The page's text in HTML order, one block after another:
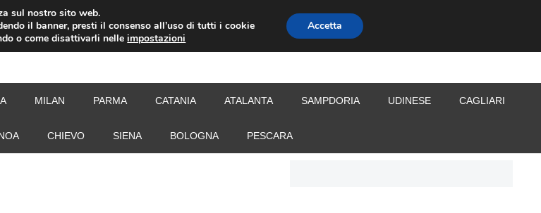
CALCIOMERCATO
MILAN PARMA CATANIA ATALANTA SAMPDORIA UDINESE CAGLIARI
CHIEVO SIENA BOLOGNA PESCARA
sul nostro sito web.
il banner, presti il consenso all’uso di tutti i cookie
o come disattivarli nelleimpostazioni
Accetta